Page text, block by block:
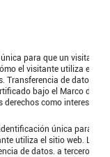
para que un visitante
el visitante utiliza el
Transferencia de datos a
bajo el Marco de
derechos como interesado
única para un
utiliza el sitio web. Los
de datos. a terceros